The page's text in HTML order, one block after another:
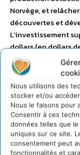
Nous utilisons des
stocker et/ou
Nous le faisons pour
Consentir à ces
données telles que
uniques sur ce site.
consentement peut
fonctionnalités et
Norvège, et
découvertes et
L’investissement
dollars (en dollars
énergétiques
réduction des
permettraient une
mondiale et
cumulée jusqu’en
augmentations de
importantes étant
Unis et en Europe.